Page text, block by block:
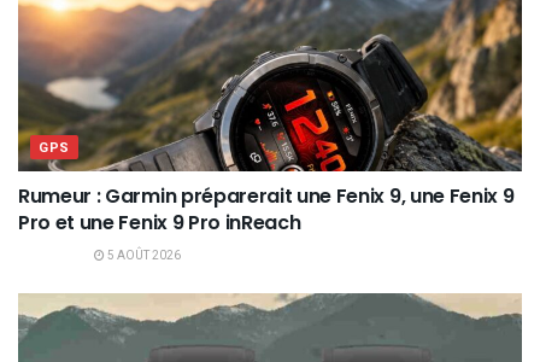
GPS
Rumeur : Garmin préparerait une Fenix 9, une Fenix 9
Pro et une Fenix 9 Pro inReach
5 AOÛT 2026